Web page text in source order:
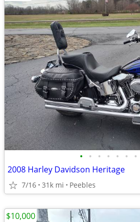
• • • • • • •
2008 Harley Davidson Heritage
7/16 31k mi Peebles
$10,000